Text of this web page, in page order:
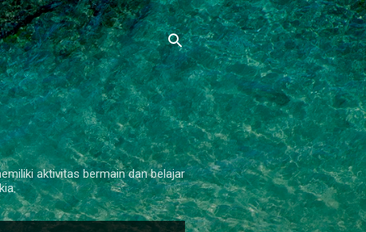
aktivitas bermain dan belajar